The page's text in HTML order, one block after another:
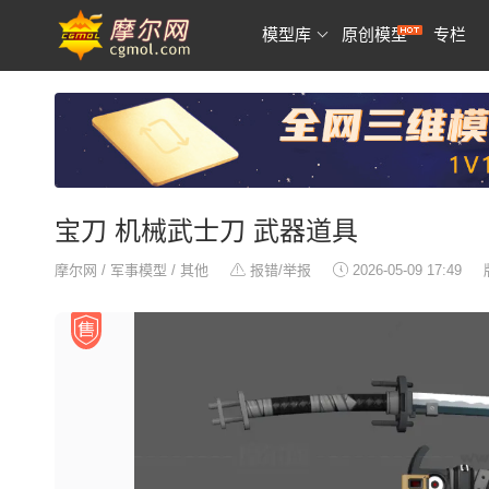
模型库 原创模型 专栏
宝刀 机械武士刀 武器道具
摩尔网 / 军事模型 / 其他 报错/举报 2026-05-09 17:49